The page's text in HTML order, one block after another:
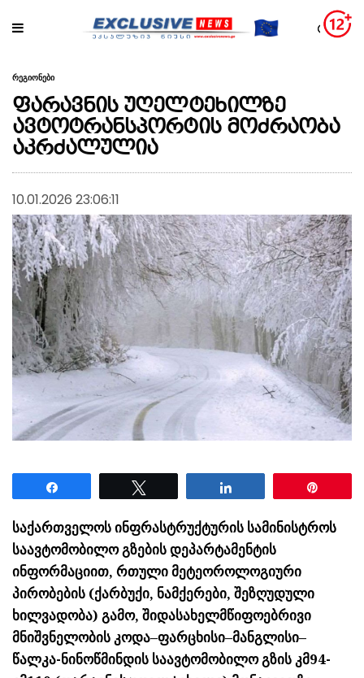
რეგიონები
ფარავნის უღელტეხილზე
ავტოტრანსპორტის მოძრაობა
აკრძალულია
10.01.2026 23:06:11
საქართველოს ინფრასტრუქტურის სამინისტროს
საავტომობილო გზების დეპარტამენტის
ინფორმაციით, რთული მეტეოროლოგიური
პირობების (ქარბუქი, ნამქერები, შეზღუდული
ხილვადობა) გამო, შიდასახელმწიფოებრივი
მნიშვნელობის კოდა–ფარცხისი–მანგლისი–
წალკა-ნინოწმინდის საავტომობილო გზის კმ94-